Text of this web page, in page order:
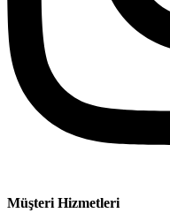
Müşteri Hizmetleri